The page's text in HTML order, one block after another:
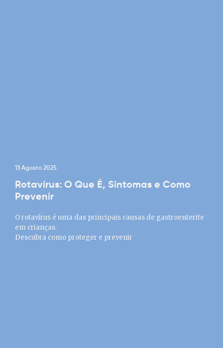
13 Agosto 2025
Rotavírus: O Que É, Sintomas e Como
Prevenir
O rotavírus é uma das principais causas de gastroenterite
em crianças.
Descubra como proteger e prevenir